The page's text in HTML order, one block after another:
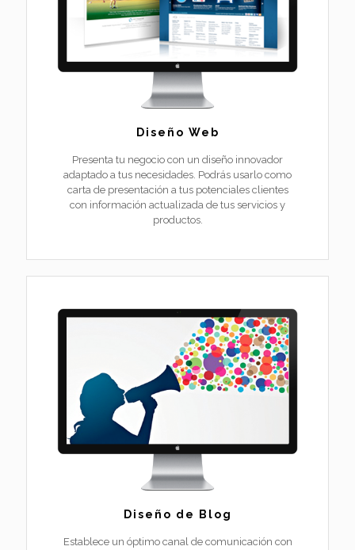
Diseño Web
Presenta tu negocio con un diseño innovador
adaptado a tus necesidades. Podrás usarlo como
carta de presentación a tus potenciales clientes
con información actualizada de tus servicios y
productos.
Diseño de Blog
Establece un óptimo canal de comunicación con